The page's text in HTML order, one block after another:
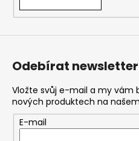
DESERT
11MG
169
Kč
Původně:
195
Kč
Odebírat newsletter
Vložte svůj e-mail a my vám
nových produktech na
E-mail